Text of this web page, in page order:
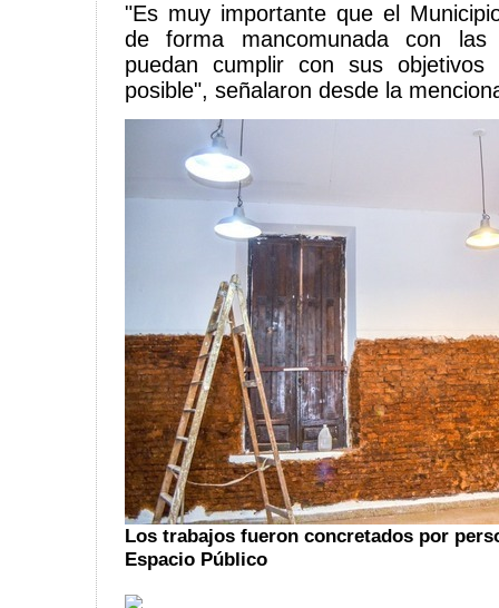
"Es muy importante que el
de forma mancomunada con las
puedan cumplir con sus
posible", señalaron desde la
Los trabajos fueron concretados por
Espacio Público